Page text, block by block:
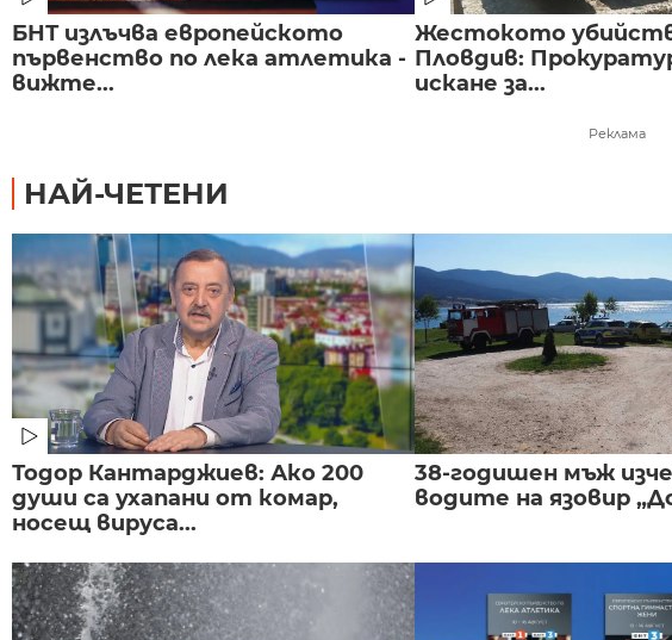
БНТ излъчва европейското
първенство по лека атлетика -
вижте...
Жестокото
Пловдив:
искане за...
Реклама
НАЙ-ЧЕТЕНИ
Тодор Кантарджиев: Ако 200
души са ухапани от комар,
носещ вируса...
38-годишен мъж
водите на язовир